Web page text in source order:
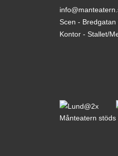
Scen - Bredgatan
Kontor - Stallet/
Månteatern